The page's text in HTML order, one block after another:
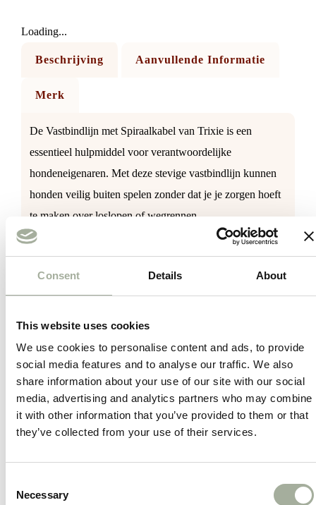
Consent Details About
This website uses cookies
We use cookies to personalise content and ads, to provide
social media features and to analyse our traffic. We also
share information about your use of our site with our social
media, advertising and analytics partners who may combine
it with other information that you’ve provided to them or that
they’ve collected from your use of their services.
Selection
Necessary
Loading...
Beschrijving Aanvullende Informatie
Merk
De Vastbindlijn met Spiraalkabel van Trixie is een
essentieel hulpmiddel voor verantwoordelijke
hondeneigenaren. Met deze stevige vastbindlijn kunnen
honden veilig buiten spelen zonder dat je je zorgen hoeft
te maken over loslopen of wegrennen.
Deze vastbindlijn zorgt ervoor
dat je hond in een bepaalde ruimte kan spelen
Duurzaamheid:De spiraalkabel is gemaakt van
hoogwaardig, roestvrij staal dat bestand is tegen de
kracht van de meeste honden. Het is ontworpen om
langdurig gebruik te weerstaan.
Bewegingsvrijheid:Je hond kan vrij rondrennen
en spelen terwijl hij toch veilig aan de lijn blijft. Dit
is ideaal voor tuinfeestjes, kampeeruitjes of